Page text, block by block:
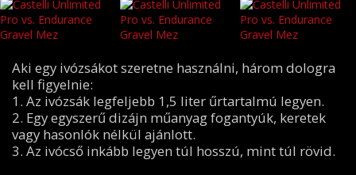
Aki egy ivózsákot szeretne használni, három dologra
kell figyelnie:
1. Az ivózsák legfeljebb 1,5 liter űrtartalmú legyen.
2. Egy egyszerű dizájn műanyag fogantyúk, keretek
vagy hasonlók nélkül ajánlott.
3. Az ivócső inkább legyen túl hosszú, mint túl rövid.